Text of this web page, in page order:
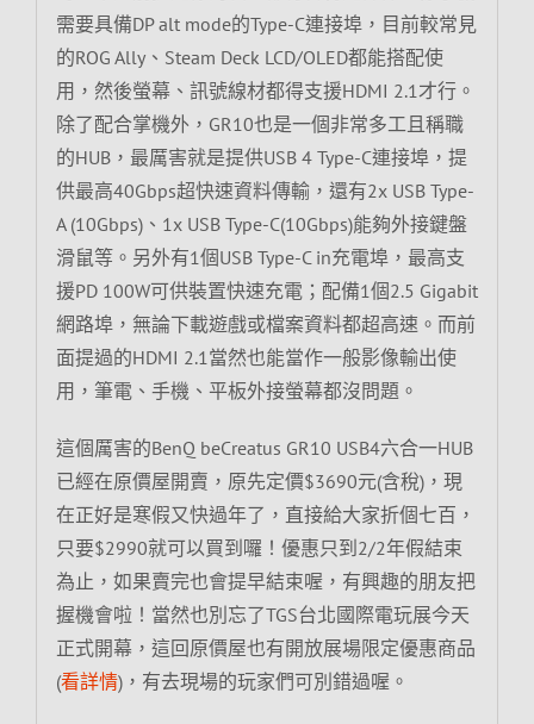
需要具備DP alt mode的Type-C連接埠，目前較常見
的ROG Ally、Steam Deck LCD/OLED都能搭配使
用，然後螢幕、訊號線材都得支援HDMI 2.1才行。
除了配合掌機外，GR10也是一個非常多工且稱職
的HUB，最厲害就是提供USB 4 Type-C連接埠，提
供最高40Gbps超快速資料傳輸，還有2x USB Type-
A (10Gbps)、1x USB Type-C(10Gbps)能夠外接鍵盤
滑鼠等。另外有1個USB Type-C in充電埠，最高支
援PD 100W可供裝置快速充電；配備1個2.5 Gigabit
網路埠，無論下載遊戲或檔案資料都超高速。而前
面提過的HDMI 2.1當然也能當作一般影像輸出使
用，筆電、手機、平板外接螢幕都沒問題。
這個厲害的BenQ beCreatus GR10 USB4六合一HUB
已經在原價屋開賣，原先定價$3690元(含稅)，現
在正好是寒假又快過年了，直接給大家折個七百，
只要$2990就可以買到囉！優惠只到2/2年假結束
為止，如果賣完也會提早結束喔，有興趣的朋友把
握機會啦！當然也別忘了TGS台北國際電玩展今天
正式開幕，這回原價屋也有開放展場限定優惠商品
(看詳情)，有去現場的玩家們可別錯過喔。